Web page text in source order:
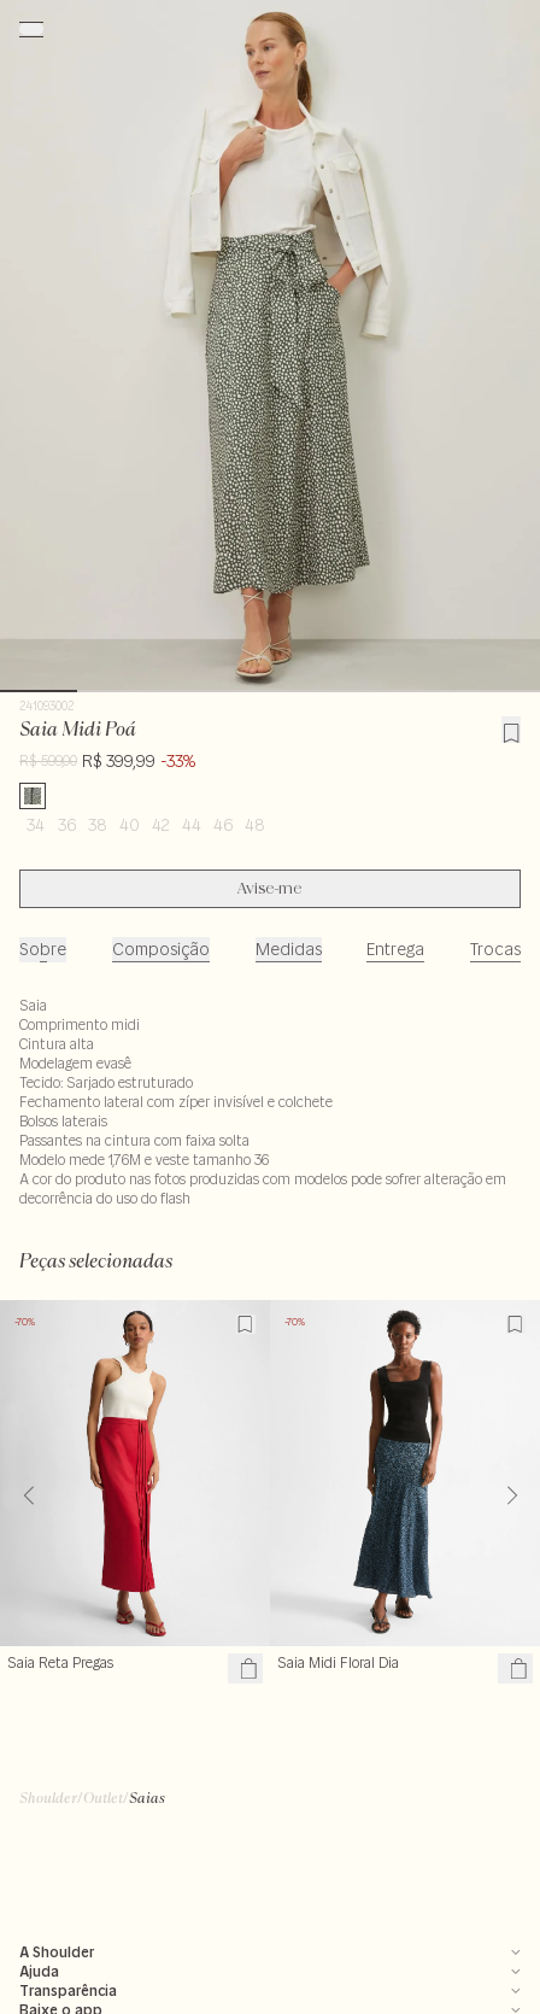
241093002
Saia Midi Poá
R$ 599,00 R$ 399,99 -33%
34 36 38 40 42 44 46 48
Avise-me
Sobre Composição Medidas Entrega Trocas
Saia
Comprimento midi
Cintura alta
Modelagem evasê
Tecido: Sarjado estruturado
Fechamento lateral com zíper invisível e colchete
Bolsos laterais
Passantes na cintura com faixa solta
Modelo mede 1,76M e veste tamanho 36
A cor do produto nas fotos produzidas com modelos pode sofrer alteração em
decorrência do uso do flash
Peças selecionadas
-70%
Saia Reta Pregas
-70%
Saia Midi Floral Dia
Shoulder/Outlet/Saias
A Shoulder
Ajuda
Transparência
Baixe o app